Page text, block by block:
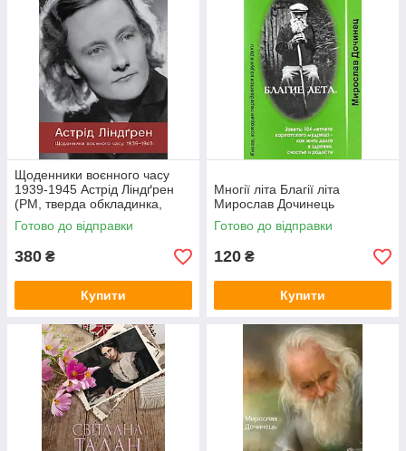
Щоденники воєнного часу
1939-1945 Астрід Ліндґрен
(РМ, тверда обкладинка,
збільш. ф-т)
Готово до відправки
380 ₴
Купити
Многії літа Благії літа
Мирослав Дочинець
Готово до відправки
120 ₴
Купити